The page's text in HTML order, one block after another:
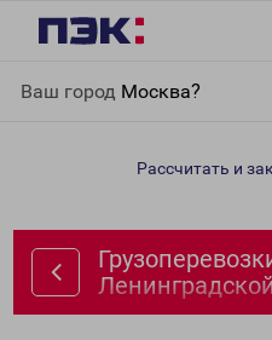
Ваш город Москва?
Ленинградской в Калугу
Рассчитать и